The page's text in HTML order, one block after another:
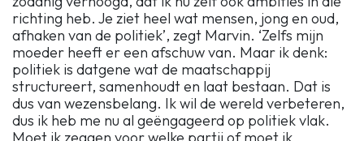
richting heb. Je ziet heel wat mensen, jong en oud,
afhaken van de politiek’, zegt Marvin. ‘Zelfs mijn
moeder heeft er een afschuw van. Maar ik denk:
politiek is datgene wat de maatschappij
structureert, samenhoudt en laat bestaan. Dat is
dus van wezensbelang. Ik wil de wereld verbeteren,
dus ik heb me nu al geëngageerd op politiek vlak.